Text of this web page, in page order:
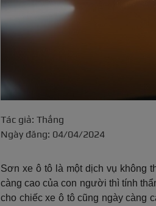
Tác giả: Thắng
Ngày đăng: 04/04/2024
Sơn xe ô tô là một dịch vụ không
càng cao của con người thì tính
cho chiếc xe ô tô cũng ngày càng